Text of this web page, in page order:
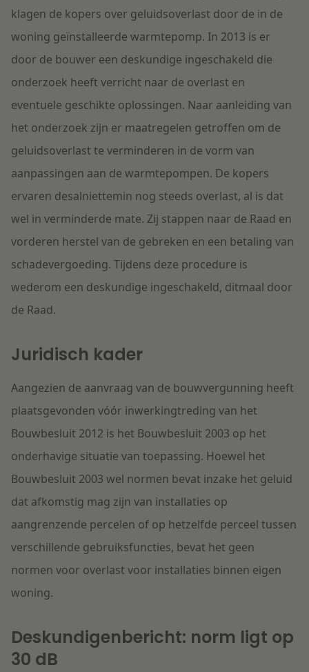
klagen de kopers over geluidsoverlast door de in de
woning geïnstalleerde warmtepomp. In 2013 is er
door de bouwer een deskundige ingeschakeld die
onderzoek heeft verricht naar de overlast en
eventuele geschikte oplossingen. Naar aanleiding van
het onderzoek zijn er maatregelen getroffen om de
geluidsoverlast te verminderen in de vorm van
aanpassingen aan de warmtepompen. De kopers
ervaren desalniettemin nog steeds overlast, al is dat
wel in verminderde mate. Zij stappen naar de Raad en
vorderen herstel van de gebreken en een betaling van
schadevergoeding. Tijdens deze procedure is
wederom een deskundige ingeschakeld, ditmaal door
de Raad.
Juridisch kader
Aangezien de aanvraag van de bouwvergunning heeft
plaatsgevonden vóór inwerkingtreding van het
Bouwbesluit 2012 is het Bouwbesluit 2003 op het
onderhavige situatie van toepassing. Hoewel het
Bouwbesluit 2003 wel normen bevat inzake het geluid
dat afkomstig mag zijn van installaties op
aangrenzende percelen of op hetzelfde perceel tussen
verschillende gebruiksfuncties, bevat het geen
normen voor overlast voor installaties binnen eigen
woning.
Deskundigenbericht: norm ligt op
30 dB